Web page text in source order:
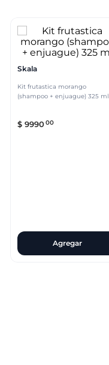
Skala
Kit frutastica morango
(shampoo + enjuague) 325 ml
$ 999000
Agregar